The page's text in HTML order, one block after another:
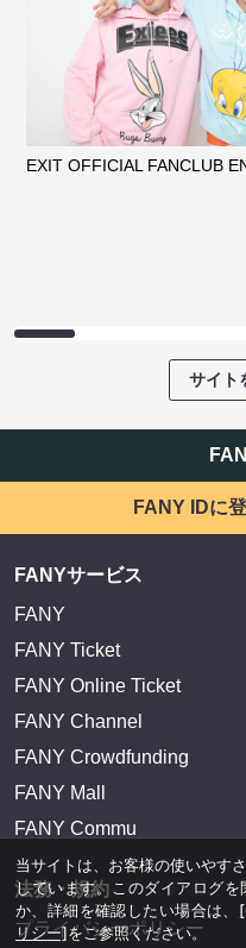
EXIT OFFICIAL FANCLUB
サイト
FANY IDに
FANYサービス
FANY
FANY Ticket
FANY Online Ticket
FANY Channel
FANY Crowdfunding
FANY Mall
FANY Commu
法務・規約
プライバシーポリシー
当サイトは、お客様の使いやす
しています。このダイアログ
か、詳細を確認したい場合は、
リシー]をご参照ください。